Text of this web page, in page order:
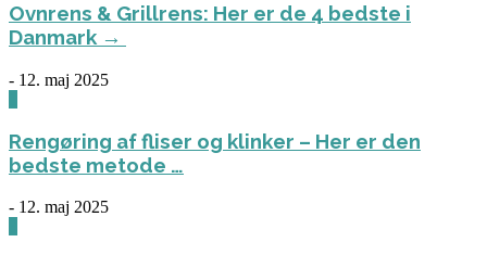
Ovnrens & Grillrens: Her er de 4 bedste i
Danmark →
- 12. maj 2025
Rengøring af fliser og klinker – Her er den
bedste metode …
- 12. maj 2025